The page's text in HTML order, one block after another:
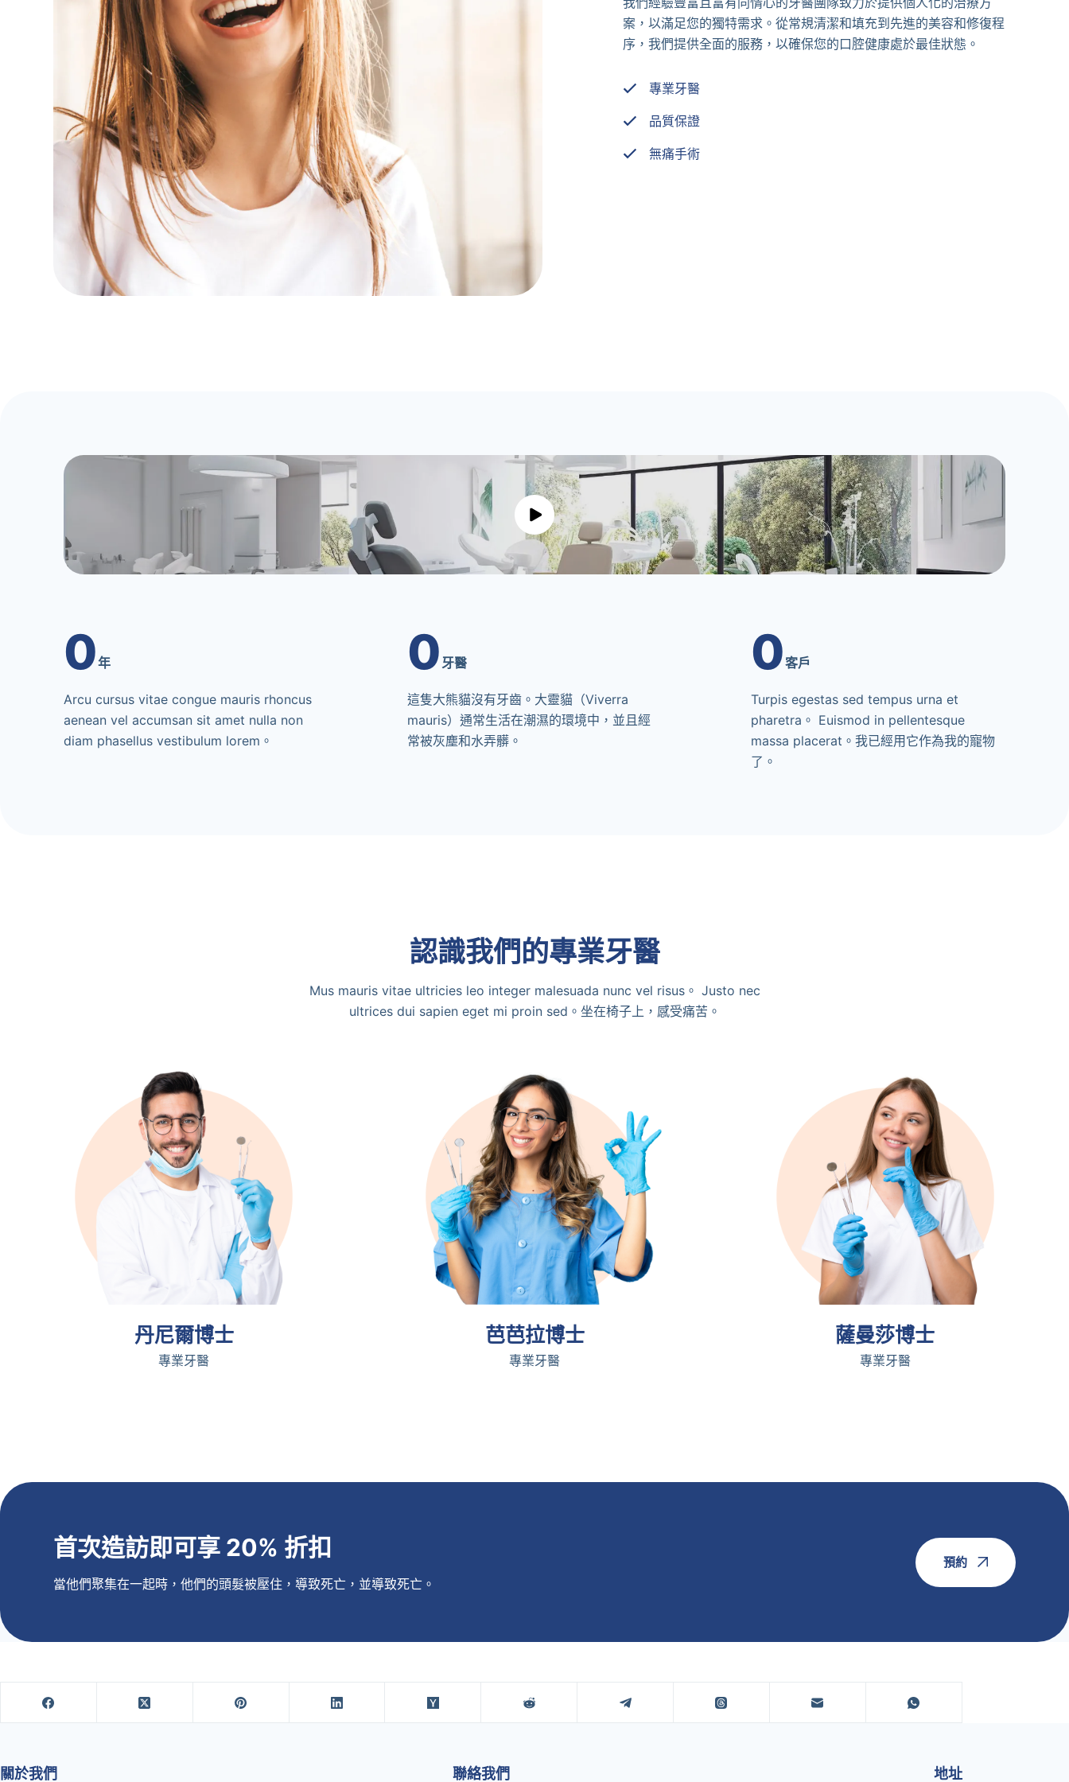
案，以滿足您的獨特需求。從常規清潔和填充到先進的美容和修復程
序，我們提供全面的服務，以確保您的口腔健康處於最佳狀態。
專業牙醫
品質保證
無痛手術
0年
Arcu cursus vitae congue mauris rhoncus
aenean vel accumsan sit amet nulla non
diam phasellus vestibulum lorem。
0牙醫
這隻大熊貓沒有牙齒。大靈貓（Viverra
mauris）通常生活在潮濕的環境中，並且經
常被灰塵和水弄髒。
0客戶
Turpis egestas sed tempus urna et
pharetra。 Euismod in pellentesque
massa placerat。我已經用它作為我的寵物
了。
認識我們的專業牙醫
Mus mauris vitae ultricies leo integer malesuada nunc vel risus。 Justo nec
ultrices dui sapien eget mi proin sed。坐在椅子上，感受痛苦。
丹尼爾博士
專業牙醫
芭芭拉博士
專業牙醫
薩曼莎博士
專業牙醫
首次造訪即可享 20% 折扣
當他們聚集在一起時，他們的頭髮被壓住，導致死亡，並導致死亡。
預約
關於我們 聯絡我們 地址